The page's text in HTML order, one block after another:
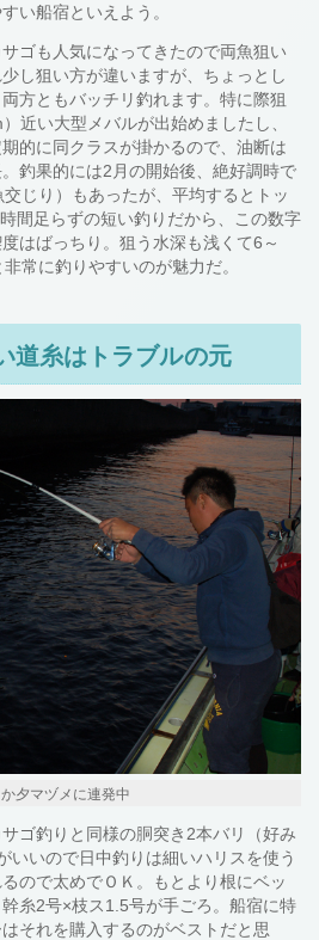
い船宿といえよう。
ゴも人気になってきたので両魚狙い
し狙い方が違いますが、ちょっとし
方ともバッチリ釣れます。特に際狙
近い大型メバルが出始めましたし、
的に同クラスが掛かるので、油断は
釣果的には2月の開始後、絶好調時で
じり）もあったが、平均するとトッ
間足らずの短い釣りだから、この数字
はばっちり。狙う水深も浅くて6～
常に釣りやすいのが魅力だ。
道糸はトラブルの元
か夕マヅメに連発中
ゴ釣りと同様の胴突き2本バリ（好み
いいので日中釣りは細いハリスを使う
ので太めでＯＫ。もとより根にベッ
糸2号×枝ス1.5号が手ごろ。船宿に特
それを購入するのがベストだと思